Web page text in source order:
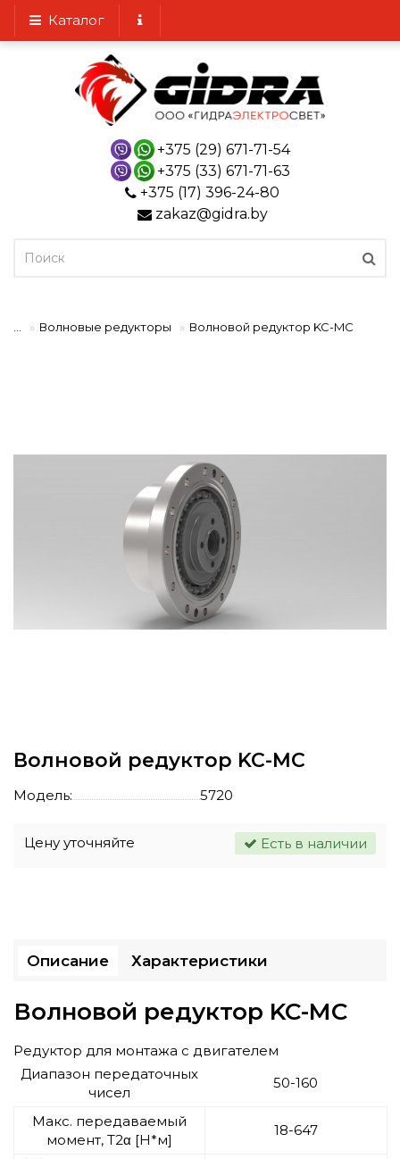
Каталог
+375 (29) 671-71-54
+375 (33) 671-71-63
+375 (17) 396-24-80
zakaz@gidra.by
Волновые редукторы Волновой редуктор KC-MC
Волновой редуктор KC-MC
Модель: 5720
Цену уточняйте Есть в наличии
Описание Характеристики
Волновой редуктор KC-MC
Редуктор для монтажа с двигателем
Диапазон передаточных
чисел
50-160
Макс. передаваемый
момент, T2α [Н*м]
18-647